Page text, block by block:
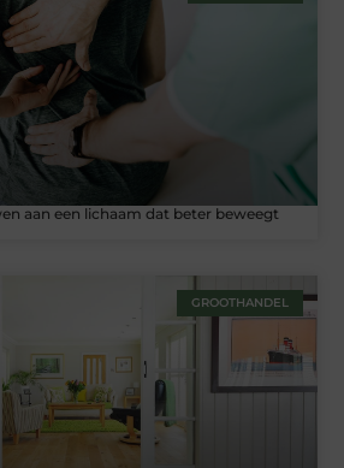
aan een lichaam dat beter beweegt
GROOTHANDEL